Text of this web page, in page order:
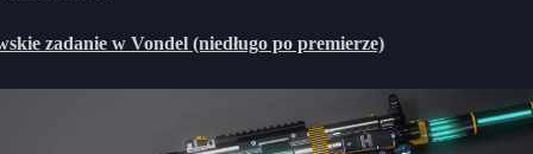
zadanie w Vondel (niedługo po premierze)